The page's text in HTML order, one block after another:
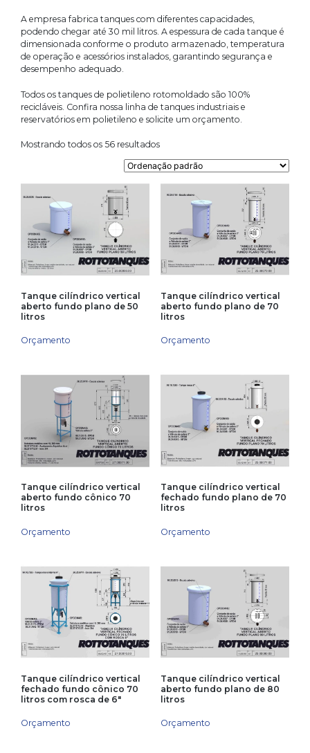
A empresa fabrica tanques com diferentes capacidades,
podendo chegar até 30 mil litros. A espessura de cada tanque é
dimensionada conforme o produto armazenado, temperatura
de operação e acessórios instalados, garantindo segurança e
desempenho adequado.
Todos os tanques de polietileno rotomoldado são 100%
recicláveis. Confira nossa linha de tanques industriais e
reservatórios em polietileno e solicite um orçamento.
Mostrando todos os 56 resultados
Tanque cilíndrico vertical
aberto fundo plano de 50
litros
Orçamento
Tanque cilíndrico vertical
aberto fundo plano de 70
litros
Orçamento
Tanque cilíndrico vertical
aberto fundo cônico 70
litros
Orçamento
Tanque cilíndrico vertical
fechado fundo plano de 70
litros
Orçamento
Tanque cilíndrico vertical
fechado fundo cônico 70
litros com rosca de 6″
Orçamento
Tanque cilíndrico vertical
aberto fundo plano de 80
litros
Orçamento